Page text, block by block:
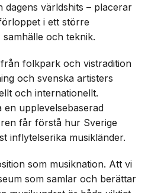
dagens världshits – placerar
i ett större
och teknik.
folkpark och vistradition
och svenska artisters
och internationellt.
en upplevelsebaserad
får förstå hur Sverige
inflytelserika musikländer.
som musiknation. Att vi
som samlar och berättar